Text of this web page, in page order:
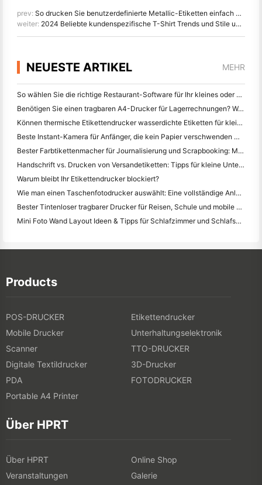
prev: So drucken Sie benutzerdefinierte Metallic-Etiketten einfach und erschwinglich
weiter: 2024 Beliebte kundenspezifische T-Shirt Trends und Stile unter Verwendung von DTG Technologie
NEUESTE ARTIKEL MEHR
So wählen Sie die richtige Restaurant-Software für Ihr kleines oder mittleres Restaurant
Benötigen Sie einen tragbaren A4-Drucker für Lagerrechnungen? Was eigentlich funktioniert
Können thermische Etikettendrucker wasserdichte Etiketten für kleine Unternehmen herstellen?
Beste Instant-Kamera für Anfänger, die kein Papier verschwenden wollen
Bester Farbtikettenmacher für Journalisierung und Scrapbooking: Mehr Farbe auf jeder Seite hinzufügen
Handschrift vs. Drucken von Versandetiketten: Tipps für kleine Unternehmen im Jahr 2026
Warum bleibt Ihr Etikettendrucker blockiert?
Wie man einen Taschenfotodrucker auswählt: Eine vollständige Anleitung für Journalisten, Reisende und iPhone-Benutzer
Bester Tintenloser tragbarer Drucker für Reisen, Schule und mobile Arbeit: Hanin MT620 Pro Review
Mini Foto Wand Layout Ideen & Tipps für Schlafzimmer und Schlafsaal Dekoration
Products
POS-DRUCKER
Etikettendrucker
Mobile Drucker
Unterhaltungselektronik
Scanner
TTO-DRUCKER
Digitale Textildrucker
3D-Drucker
PDA
FOTODRUCKER
Portable A4 Printer
Über HPRT
Über HPRT
Online Shop
Veranstaltungen
Galerie